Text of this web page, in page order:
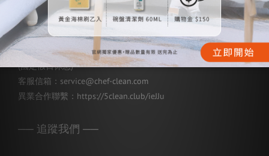
LINE即時客服
聯絡電話：02-7752-7676
上班時間：週一至週五，
10:00-12:00；13:00-17:00
(國定假日休息)
客服信箱：service@chef-clean.com
異業合作聯繫： https://5clean.club/ieJJu
── 追蹤我們 ──